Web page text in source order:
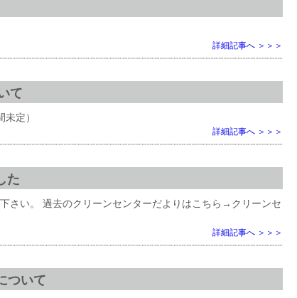
詳細記事へ ＞＞＞
て
未定）
詳細記事へ ＞＞＞
た
さい。 過去のクリーンセンターだよりはこちら→クリーンセ
詳細記事へ ＞＞＞
ついて